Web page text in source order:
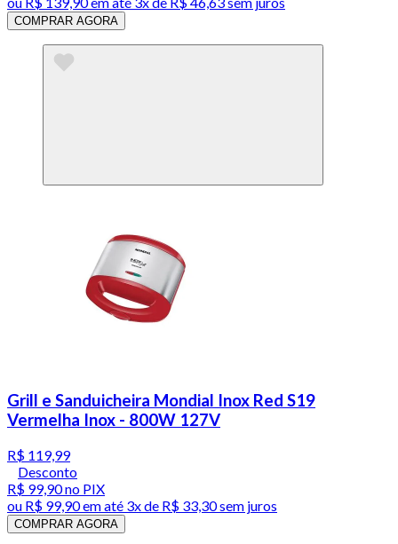
COMPRAR AGORA
Grill e Sanduicheira Mondial Inox Red S19
Vermelha Inox - 800W 127V
R$ 119,99
Desconto
R$ 99,90no PIX
ou R$ 99,90em até 3x de R$ 33,30 sem juros
COMPRAR AGORA